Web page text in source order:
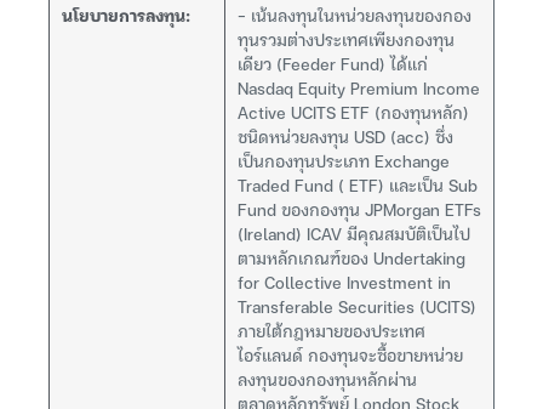
นโยบายการลงทุน:
– เน้นลงทุนในหน่วยลงทุนของกอง
ทุนรวมต่างประเทศเพียงกองทุน
เดียว (Feeder Fund) ได้แก่
Nasdaq Equity Premium Income
Active UCITS ETF (กองทุนหลัก)
ชนิดหน่วยลงทุน USD (acc) ซึ่ง
เป็นกองทุนประเภท Exchange
Traded Fund ( ETF) และเป็น Sub
Fund ของกองทุน JPMorgan ETFs
(Ireland) ICAV มีคุณสมบัติเป็นไป
ตามหลักเกณฑ์ของ Undertaking
for Collective Investment in
Transferable Securities (UCITS)
ภายใต้กฎหมายของประเทศ
ไอร์แลนด์ กองทุนจะซื้อขายหน่วย
ลงทุนของกองทุนหลักผ่าน
ตลาดหลักทรัพย์ London Stock